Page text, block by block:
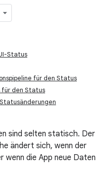
Status
für den Status
für den Status
sind selten statisch. Der
ändert sich, wenn der
die App neue Daten